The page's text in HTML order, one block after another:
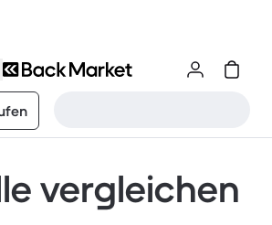
vergleichen